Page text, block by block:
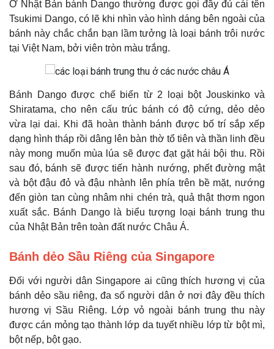
Ở Nhật Bản bánh Dango thường được gọi đầy đủ cái tên
Tsukimi Dango, có lẽ khi nhìn vào hình dáng bên ngoài của
bánh này chắc chắn bạn lầm tưởng là loại bánh trôi nước
tại Việt Nam, bởi viên tròn màu trắng.
Bánh Dango được chế biến từ 2 loại bột Jouskinko và
Shiratama, cho nên cấu trúc bánh có độ cứng, dẻo dẻo
vừa lại dai. Khi đã hoàn thành bánh được bố trí sắp xếp
dạng hình tháp rồi dâng lên bàn thờ tổ tiên và thần linh đều
này mong muốn mùa lúa sẽ được đạt gặt hái bội thu. Rồi
sau đó, bánh sẽ được tiến hành nướng, phết đường mật
và bột đậu đỏ và đậu nhành lên phía trên bề mặt, nướng
đến giòn tan cùng nhâm nhi chén trà, quả thật thơm ngon
xuất sắc. Bánh Dango là biểu tượng loại bánh trung thu
của Nhật Bản trên toàn đất nước Châu Á.
Bánh dẻo Sầu Riêng của Singapore
Đối với người dân Singapore ai cũng thích hương vị của
bánh dẻo sầu riêng, đa số người dân ở nơi đây đều thích
hương vị Sầu Riêng. Lớp vỏ ngoài bánh trung thu này
được cán mỏng tạo thành lớp da tuyết nhiều lớp từ bột mì,
bột nếp, bột gạo.